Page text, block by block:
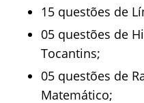
15 questões de
05 questões de
Tocantins;
05 questões de
Matemático;